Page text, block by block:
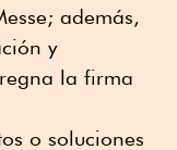
además,
y
la firma
o soluciones